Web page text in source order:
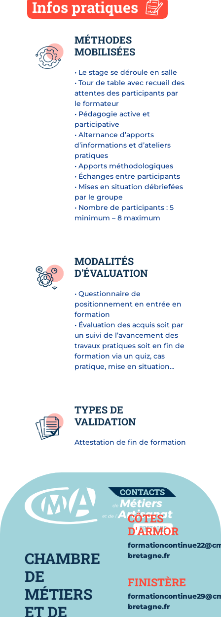
Infos pratiques
MÉTHODES
MOBILISÉES
• Le stage se déroule en salle
• Tour de table avec recueil des
attentes des participants par
le formateur
• Pédagogie active et
participative
• Alternance d’apports
d’informations et d’ateliers
pratiques
• Apports méthodologiques
• Échanges entre participants
• Mises en situation débriefées
par le groupe
• Nombre de participants : 5
minimum – 8 maximum
MODALITÉS
D'ÉVALUATION
• Questionnaire de
positionnement en entrée en
formation
• Évaluation des acquis soit par
un suivi de l’avancement des
travaux pratiques soit en fin de
formation via un quiz, cas
pratique, mise en situation…
TYPES DE
VALIDATION
Attestation de fin de formation
CHAMBRE
DE
MÉTIERS
ET DE
Contact
CÔTES
D'ARMOR
bretagne.fr
FINISTÈRE
bretagne.fr